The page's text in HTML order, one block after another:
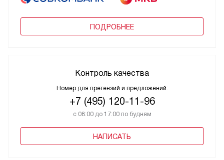
ПОДРОБНЕЕ
Контроль качества
Номер для претензий и предложений:
+7 (495) 120-11-96
с 08:00 до 17:00 по будням
НАПИСАТЬ